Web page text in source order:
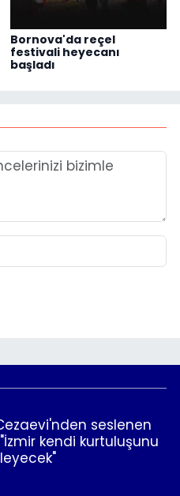
Bornova'da reçel
festivali heyecanı
başladı
seslenen
kendi kurtuluşunu